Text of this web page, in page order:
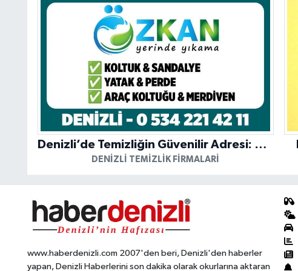
Denizli’de Temizliğin Güvenilir Adresi: Özkan Yerinde Yıkama
DENIZLI TEMIZLIK FIRMALARI
www.haberdenizli.com 2007'den beri, Denizli'den haberler
yapan, Denizli Haberlerini son dakika olarak okurlarına aktaran